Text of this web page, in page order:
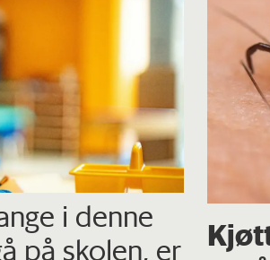
i denne
på skolen, er